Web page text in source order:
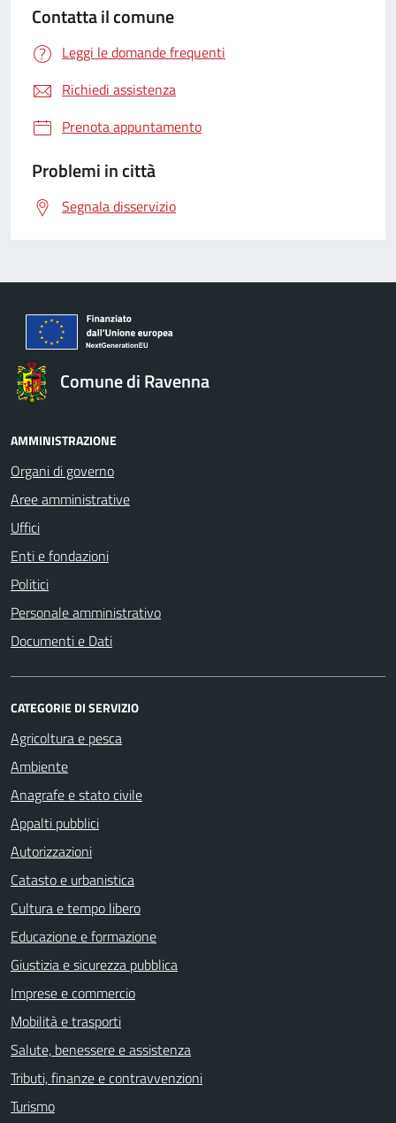
Contatta il comune
Leggi le domande frequenti
Richiedi assistenza
Prenota appuntamento
Problemi in città
Segnala disservizio
Comune di Ravenna
AMMINISTRAZIONE
Organi di governo
Aree amministrative
Uffici
Enti e fondazioni
Politici
Personale amministrativo
Documenti e Dati
CATEGORIE DI SERVIZIO
Agricoltura e pesca
Ambiente
Anagrafe e stato civile
Appalti pubblici
Autorizzazioni
Catasto e urbanistica
Cultura e tempo libero
Educazione e formazione
Giustizia e sicurezza pubblica
Imprese e commercio
Mobilità e trasporti
Salute, benessere e assistenza
Tributi, finanze e contravvenzioni
Turismo